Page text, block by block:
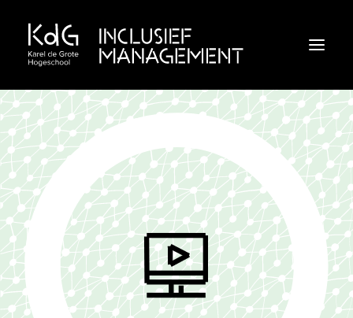
Inclusief klimaat
Inclusief leiderschap
Inclusieve praktijken
Webinar
Doe de check!